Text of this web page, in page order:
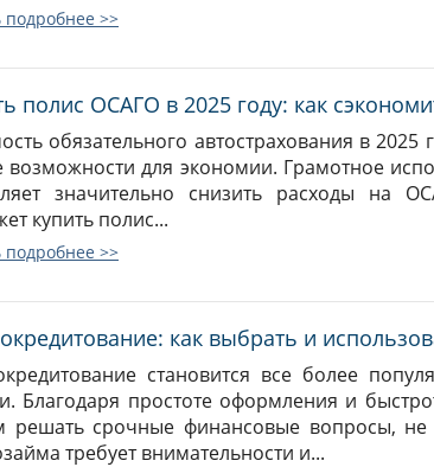
подробнее >>
полис ОСАГО в 2025 году: как
обязательного автострахования в
возможности для экономии. Грамотное
значительно снизить расходы на
купить полис...
подробнее >>
как выбрать и
становится все более
Благодаря простоте оформления и
решать срочные финансовые вопросы,
требует внимательности и...